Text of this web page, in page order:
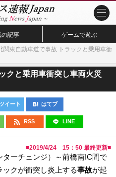
の記事 ゲームで遊ぶ
関東自動車道で事故 トラックと乗用車衝
クと乗用車衝突し車両火災
イート はてブ
RSS LINE
■2019/4/24 15：50 最終更新■
ターチェンジ）～前橋南IC間で
クが衝突し炎上する事故が起